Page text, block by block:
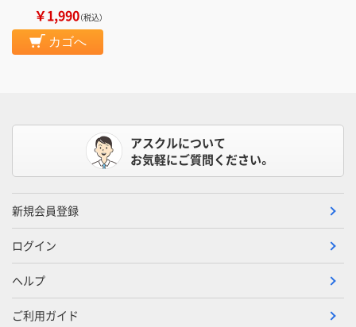
￥1,990（税込）
カゴへ
アスクルについて
お気軽にご質問ください。
新規会員登録
ログイン
ヘルプ
ご利用ガイド